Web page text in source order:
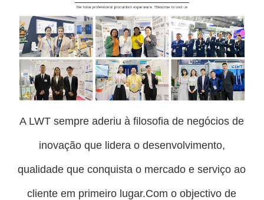
A LWT sempre aderiu à filosofia de negócios de
inovação que lidera o desenvolvimento,
qualidade que conquista o mercado e serviço ao
cliente em primeiro lugar.Com o objectivo de